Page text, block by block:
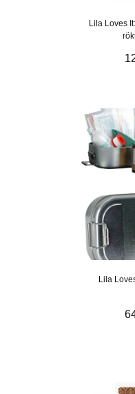
Lila Loves
Lila